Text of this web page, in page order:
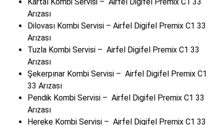
Arızası
Dilovası Kombi Servisi – Airfel Digifel Premix C1 33
Arızası
Tuzla Kombi Servisi – Airfel Digifel Premix C1 33
Arızası
Şekerpınar Kombi Servisi – Airfel Digifel Premix C1
33 Arızası
Pendik Kombi Servisi – Airfel Digifel Premix C1 33
Arızası
Hereke Kombi Servisi – Airfel Digifel Premix C1 33